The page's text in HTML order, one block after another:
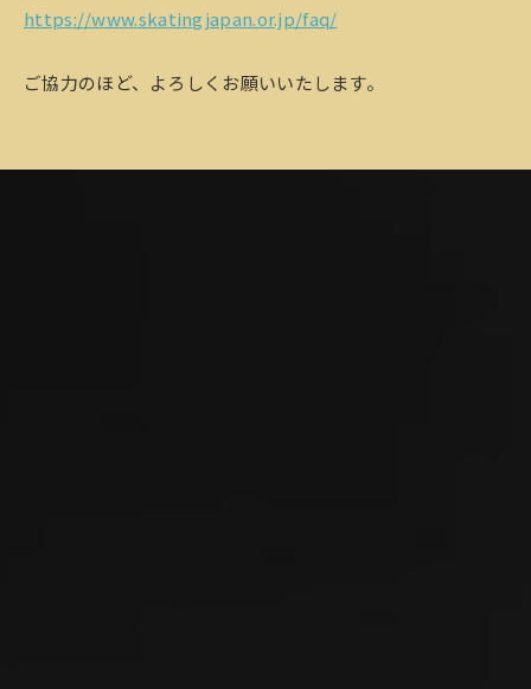
https://www.skatingjapan.or.jp/faq/
ご協力のほど、よろしくお願いいたします。